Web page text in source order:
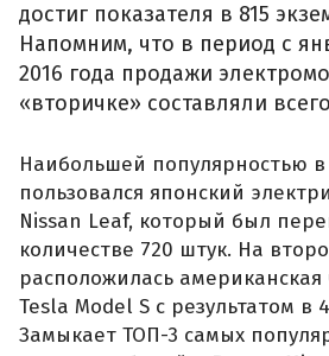
достиг показателя в 815
Напомним, что в период с
2016 года продажи
«вторичке» составляли
Наибольшей популярностью в
пользовался японский
Nissan Leaf, который был
количестве 720 штук. На
расположилась
Tesla Model S с результатом в
Замыкает ТОП-3 самых